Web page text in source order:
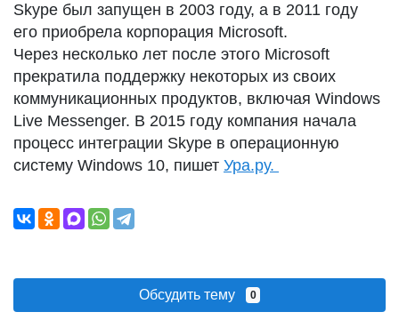
Skype был запущен в 2003 году, а в 2011 году
его приобрела корпорация Microsoft.
Через несколько лет после этого Microsoft
прекратила поддержку некоторых из своих
коммуникационных продуктов, включая Windows
Live Messenger. В 2015 году компания начала
процесс интеграции Skype в операционную
систему Windows 10, пишет Ура.ру.
Обсудить тему 0